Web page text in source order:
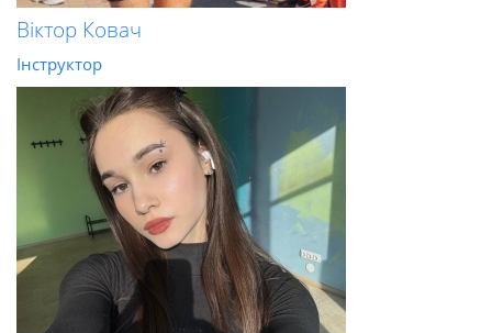
Віктор Ковач
Інструктор